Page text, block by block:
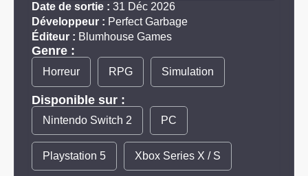
Date de sortie : 31 Déc 2026
Développeur : Perfect Garbage
Éditeur : Blumhouse Games
Genre :
Horreur RPG Simulation
Disponible sur :
Nintendo Switch 2 PC
Playstation 5 Xbox Series X / S